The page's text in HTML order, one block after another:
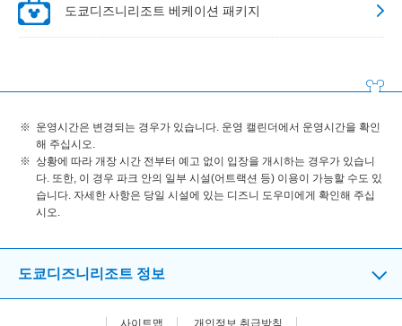
도쿄디즈니리조트 베케이션 패키지
운영시간은 변경되는 경우가 있습니다. 운영 캘린더에서 운영시간을 확인
해 주십시오.
상황에 따라 개장 시간 전부터 예고 없이 입장을 개시하는 경우가 있습니
다. 또한, 이 경우 파크 안의 일부 시설(어트랙션 등) 이용이 가능할 수도 있
습니다. 자세한 사항은 당일 시설에 있는 디즈니 도우미에게 확인해 주십
시오.
도쿄디즈니리조트 정보